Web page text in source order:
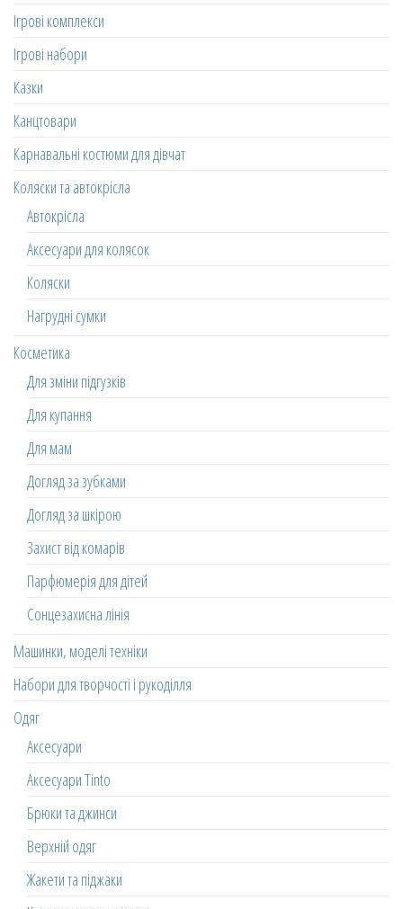
Ігрові комплекси
Ігрові набори
Казки
Канцтовари
Карнавальні костюми для дівчат
Коляски та автокрісла
Автокрісла
Аксесуари для колясок
Коляски
Нагрудні сумки
Косметика
Для зміни підгузків
Для купання
Для мам
Догляд за зубками
Догляд за шкірою
Захист від комарів
Парфюмерія для дітей
Сонцезахисна лінія
Машинки, моделі техніки
Набори для творчості і рукоділля
Одяг
Аксесуари
Аксесуари Tinto
Брюки та джинси
Верхній одяг
Жакети та піджаки